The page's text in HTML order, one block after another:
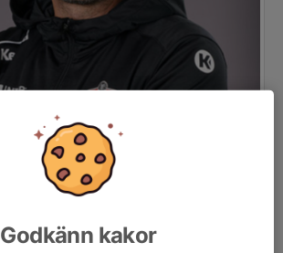
Godkänn kakor